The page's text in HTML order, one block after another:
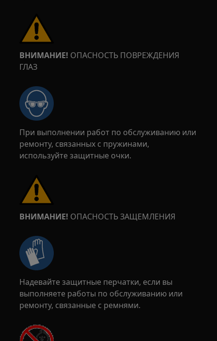
ВНИМАНИЕ! ОПАСНОСТЬ ПОВРЕЖДЕНИЯ
ГЛАЗ
При выполнении работ по обслуживанию или
ремонту, связанных с пружинами,
используйте защитные очки.
ВНИМАНИЕ! ОПАСНОСТЬ ЗАЩЕМЛЕНИЯ
Надевайте защитные перчатки, если вы
выполняете работы по обслуживанию или
ремонту, связанные с ремнями.